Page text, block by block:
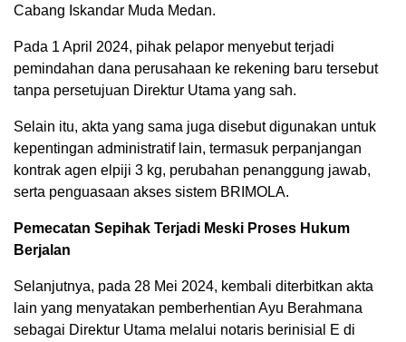
Cabang Iskandar Muda Medan.
Pada 1 April 2024, pihak pelapor menyebut terjadi
pemindahan dana perusahaan ke rekening baru tersebut
tanpa persetujuan Direktur Utama yang sah.
Selain itu, akta yang sama juga disebut digunakan untuk
kepentingan administratif lain, termasuk perpanjangan
kontrak agen elpiji 3 kg, perubahan penanggung jawab,
serta penguasaan akses sistem BRIMOLA.
Pemecatan Sepihak Terjadi Meski Proses Hukum
Berjalan
Selanjutnya, pada 28 Mei 2024, kembali diterbitkan akta
lain yang menyatakan pemberhentian Ayu Berahmana
sebagai Direktur Utama melalui notaris berinisial E di